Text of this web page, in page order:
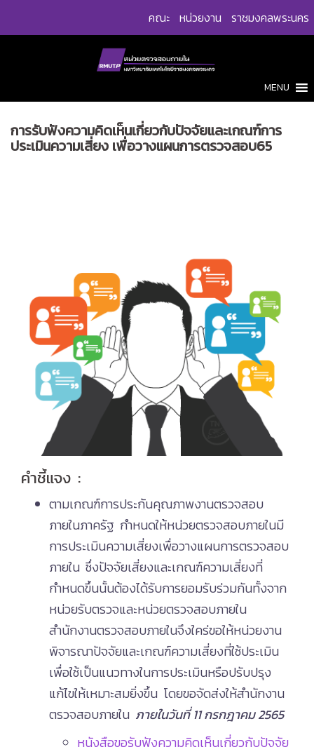
to
คณะ หน่วยงาน ราชมงคลพระนคร
MENU
การรับฟังความคิดเห็นเกี่ยวกับปัจจัยและเกณฑ์การ
ประเมินความเสี่ยง เพื่อวางแผนการตรวจสอบ65
คำชี้แจง :
ตามเกณฑ์การประกันคุณภาพงานตรวจสอบ
ภายในภาครัฐ กำหนดให้หน่วยตรวจสอบภายในมี
การประเมินความเสี่ยงเพื่อวางแผนการตรวจสอบ
ภายใน ซึ่งปัจจัยเสี่ยงและเกณฑ์ความเสี่ยงที่
กำหนดขึ้นนั้นต้องได้รับการยอมรับร่วมกันทั้งจาก
หน่วยรับตรวจและหน่วยตรวจสอบภายใน
สำนักงานตรวจสอบภายในจึงใคร่ขอให้หน่วยงาน
พิจารณาปัจจัยและเกณฑ์ความเสี่ยงที่ใช้ประเมิน
เพื่อใช้เป็นแนวทางในการประเมินหรือปรับปรุง
แก้ไขให้เหมาะสมยิ่งขึ้น โดยขอจัดส่งให้สำนักงาน
ตรวจสอบภายใน ภายในวันที่11 กรกฎาคม 2565
หนังสือขอรับฟังความคิดเห็นเกี่ยวกับปัจจัย